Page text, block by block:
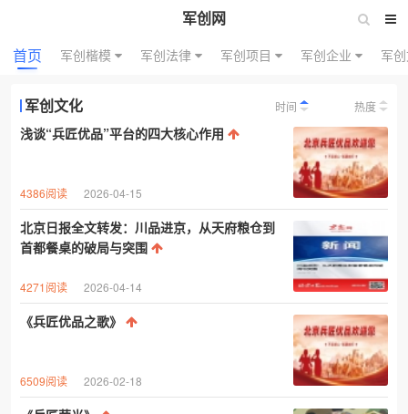
军创网
首页
军创楷模 军创法律 军创项目 军创企业 军
军创文化 时间 热度
浅谈“兵匠优品”平台的四大核心作用
4386阅读 2026-04-15
北京日报全文转发：川品进京，从天府粮仓到
首都餐桌的破局与突围
4271阅读 2026-04-14
《兵匠优品之歌》
6509阅读 2026-02-18